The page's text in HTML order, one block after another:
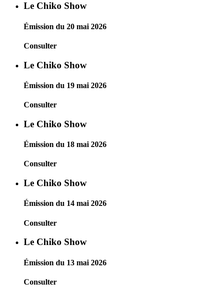
Le Chiko Show
Émission du 20 mai 2026
Consulter
Le Chiko Show
Émission du 19 mai 2026
Consulter
Le Chiko Show
Émission du 18 mai 2026
Consulter
Le Chiko Show
Émission du 14 mai 2026
Consulter
Le Chiko Show
Émission du 13 mai 2026
Consulter